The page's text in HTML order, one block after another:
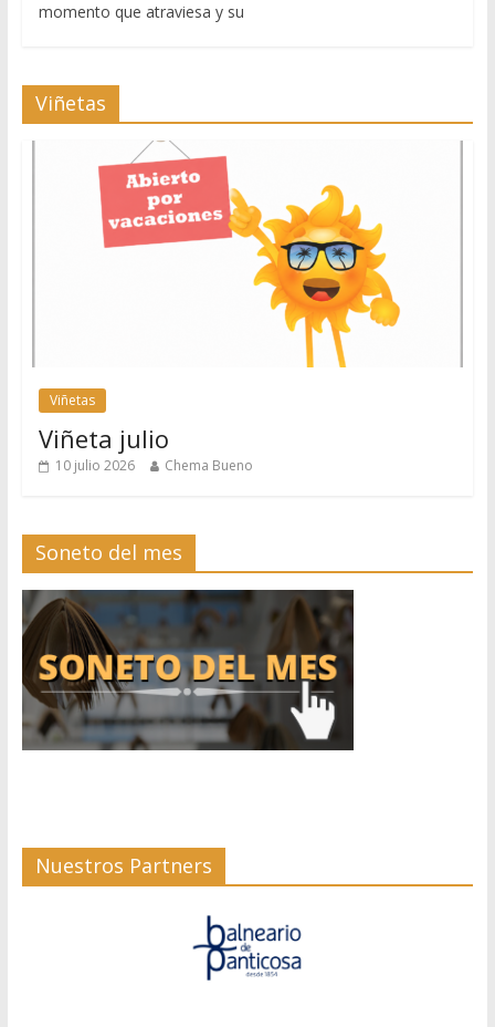
momento que atraviesa y su
Viñetas
Viñetas
Viñeta julio
10 julio 2026 Chema Bueno
Soneto del mes
Nuestros Partners